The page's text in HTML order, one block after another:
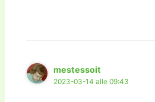
mestessoit
2023-03-14 alle 09:43